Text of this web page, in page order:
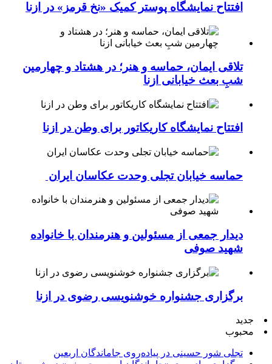
افتتاح نمایشگاه پوستر کمیک «نخ قرمز» در ازنا
تلاقی ایمان، حماسه و هنر؛ در هشتاد و چهارمین
شبِ بعث خیابانی ازنا
افتتاح نمایشگاه کاریکاتور برای وطن در ازنا
حماسه خیابان تجلی وحدت عکاسان ایران
دیدار جمعی از مسئولین و هنرمندان با خانواده
شهید صوفی
برگزاری جشنواره خوشنویسی رضوی در ازنا
جدید
محبوب
تجلی شور حسینی در پیاده‌روی جاماندگان اربعین